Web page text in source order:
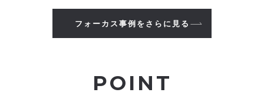
フォーカス事例をさらに見る
POINT